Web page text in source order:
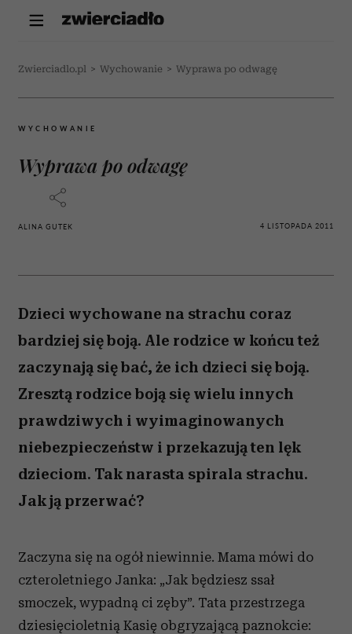
Zwierciadlo.pl > Wychowanie > Wyprawa po odwagę
WYCHOWANIE
Wyprawa po odwagę
ALINA GUTEK 4 LISTOPADA 2011
Dzieci wychowane na strachu coraz
bardziej się boją. Ale rodzice w końcu też
zaczynają się bać, że ich dzieci się boją.
Zresztą rodzice boją się wielu innych
prawdziwych i wyimaginowanych
niebezpieczeństw i przekazują ten lęk
dzieciom. Tak narasta spirala strachu.
Jak ją przerwać?
Zaczyna się na ogół niewinnie. Mama mówi do
czteroletniego Janka: „Jak będziesz ssał
smoczek, wypadną ci zęby”. Tata przestrzega
dziesięcioletnią Kasię obgryzającą paznokcie: